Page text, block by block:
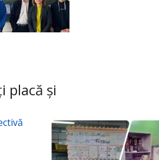
placă și